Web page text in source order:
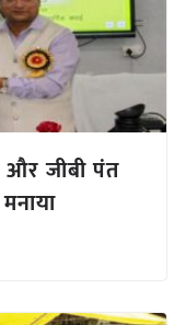
और जीबी पंत